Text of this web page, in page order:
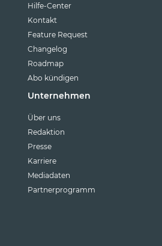
Hilfe-Center
Kontakt
Feature Request
Changelog
Roadmap
Abo kündigen
Unternehmen
Über uns
Redaktion
Presse
Karriere
Mediadaten
Partnerprogramm